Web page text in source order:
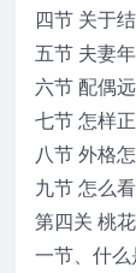
四节 关于
五节 夫妻
六节 配偶
七节 怎样
八节 外格
九节 怎么
第四关 桃
一节、什